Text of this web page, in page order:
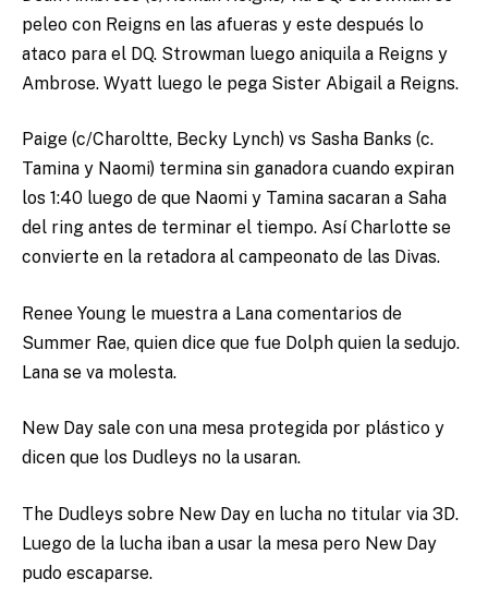
peleo con Reigns en las afueras y este después lo
ataco para el DQ. Strowman luego aniquila a Reigns y
Ambrose. Wyatt luego le pega Sister Abigail a Reigns.
Paige (c/Charoltte, Becky Lynch) vs Sasha Banks (c.
Tamina y Naomi) termina sin ganadora cuando expiran
los 1:40 luego de que Naomi y Tamina sacaran a Saha
del ring antes de terminar el tiempo. Así Charlotte se
convierte en la retadora al campeonato de las Divas.
Renee Young le muestra a Lana comentarios de
Summer Rae, quien dice que fue Dolph quien la sedujo.
Lana se va molesta.
New Day sale con una mesa protegida por plástico y
dicen que los Dudleys no la usaran.
The Dudleys sobre New Day en lucha no titular via 3D.
Luego de la lucha iban a usar la mesa pero New Day
pudo escaparse.